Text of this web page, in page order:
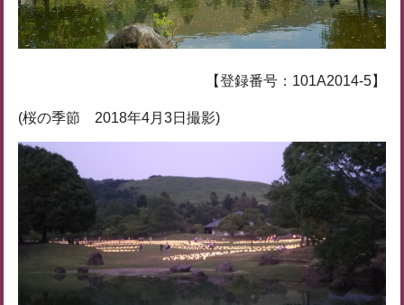
【登録番号：101A2014-5】
(桜の季節 2018年4月3日撮影)